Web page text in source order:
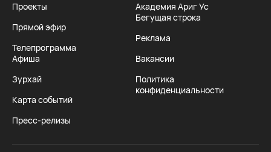
Проекты
Прямой эфир
Телепрограмма
Афиша
Зурхай
Карта событий
Пресс-релизы
Академия Ариг Ус
Бегущая строка
Реклама
Вакансии
Политика
конфиденциальности